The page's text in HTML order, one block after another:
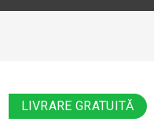
LIVRARE GRATUITĂ